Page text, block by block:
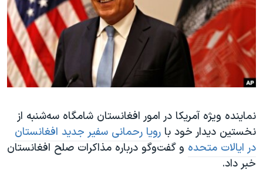
فرهنگ و زندگی
حقوق شهروندی
اقتصادی
علم و فناوری
گالری عکس
آرشیو پخش زنده
مستندها
انتخابات ریاست جمهوری آمریکا ۲۰۲۴
حمله جمهوری اسلامی به اسرائیل
رمز مهسا
اعتراضات زن، زندگی، آزادی
مجموعه مستندهای دادخواهی
تریبونال مردمی آبان ۹۸
دنبال کنید
زبانهای مختلف
نماینده ویژه آمریکا در امور افغانستان شامگاه سه‌شنبه از
نخستین دیدار خود با رویا رحمانی سفیر جدید افغانستان
در ایالات متحده و گفت‌وگو درباره مذاکرات صلح افغانستان
خبر داد.